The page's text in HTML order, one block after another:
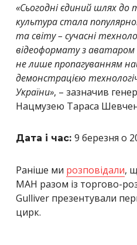
«Сьогодні єдиний шлях до
культура стала
та світу – сучасні
відеоформату з
не лише пропагуванням
демонстрацією
України», – зазначив
Нацмузею Тараса
Дата і час: 9 березня о
Раніше ми розповідали,
МАН разом із торгово-
Gulliver презентували
цирк.